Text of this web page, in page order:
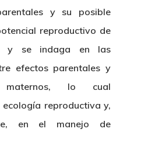
y su posible
reproductivo de
y se indaga en las
efectos parentales y
maternos, lo cual
reproductiva y,
en el manejo de